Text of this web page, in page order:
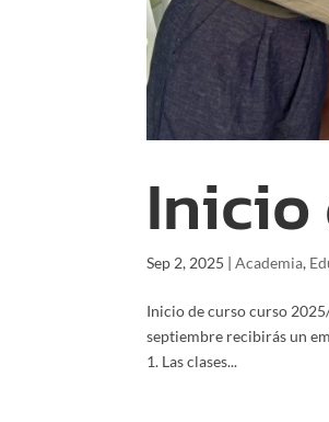
Inicio
Sep 2, 2025 |Academia,
Inicio de curso curso
septiembre recibirás un
1. Las clases...